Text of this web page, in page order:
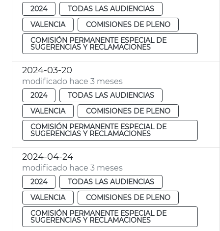
2024
TODAS LAS AUDIENCIAS
VALENCIA
COMISIONES DE PLENO
COMISIÓN PERMANENTE ESPECIAL DE
SUGERENCIAS Y RECLAMACIONES
2024-03-20
modificado hace 3 meses
2024
TODAS LAS AUDIENCIAS
VALENCIA
COMISIONES DE PLENO
COMISIÓN PERMANENTE ESPECIAL DE
SUGERENCIAS Y RECLAMACIONES
2024-04-24
modificado hace 3 meses
2024
TODAS LAS AUDIENCIAS
VALENCIA
COMISIONES DE PLENO
COMISIÓN PERMANENTE ESPECIAL DE
SUGERENCIAS Y RECLAMACIONES